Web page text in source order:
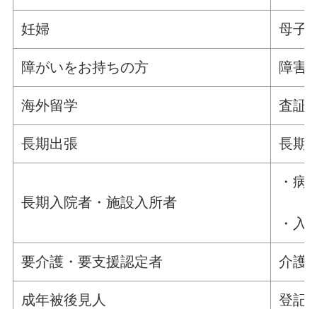
妊婦 母子
障がいをお持ちの方 障害
海外留学 査証
長期出張 長期
長期入院者・施設入所者
・病
・入
要介護・要支援認定者 介護
成年被後見人 登記